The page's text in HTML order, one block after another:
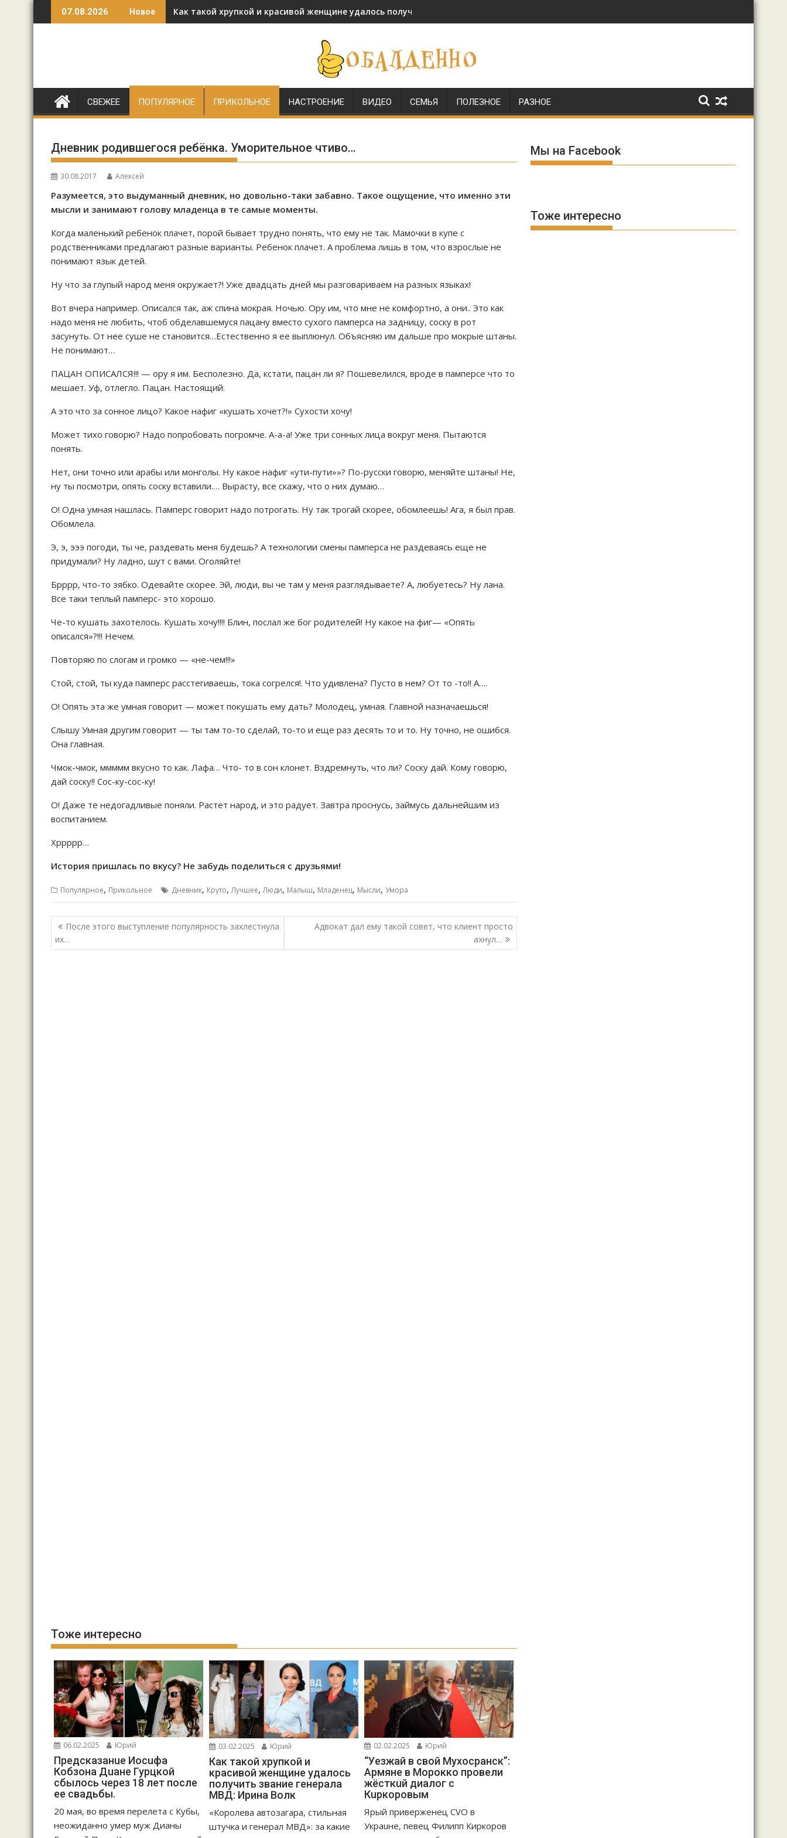
Перейти
к
07.08.2026 Новое Как такой хрупкой и красивой женщине удалось получить звание генерала МВД: Ирина Волк
СВЕЖЕЕ ПОПУЛЯРНОЕ ПРИКОЛЬНОЕ НАСТРОЕНИЕ ВИДЕО СЕМЬЯ ПОЛЕЗНОЕ РАЗНОЕ
Дневник родившегося ребёнка. Уморительное чтиво…
30.08.2017 Алексей
Разумеется, это выдуманный дневник, но довольно-таки забавно. Такое ощущение, что именно эти
мысли и занимают голову младенца в те самые моменты.
Когда маленький ребенок плачет, порой бывает трудно понять, что ему не так. Мамочки в купе с
родственниками предлагают разные варианты. Ребенок плачет. А проблема лишь в том, что взрослые не
понимают язык детей.
Ну что за глупый народ меня окружает?! Уже двадцать дней мы разговариваем на разных языках!
Вот вчера например. Описался так, аж спина мокрая. Ночью. Ору им, что мне не комфортно, а они.. Это как
надо меня не любить, чтоб обделавшемуся пацану вместо сухого памперса на задницу, соску в рот
засунуть. От нее суше не становится…Естественно я ее выплюнул. Объясняю им дальше про мокрые штаны.
Не понимают…
ПАЦАН ОПИСАЛСЯ!!! — ору я им. Бесполезно. Да, кстати, пацан ли я? Пошевелился, вроде в памперсе что то
мешает. Уф, отлегло. Пацан. Настоящий.
А это что за сонное лицо? Какое нафиг «кушать хочет?!» Сухости хочу!
Может тихо говорю? Надо попробовать погромче. А-а-а! Уже три сонных лица вокруг меня. Пытаются
понять.
Нет, они точно или арабы или монголы. Ну какое нафиг «ути-пути»»? По-русски говорю, меняйте штаны! Не,
ну ты посмотри, опять соску вставили.… Вырасту, все скажу, что о них думаю…
О! Одна умная нашлась. Памперс говорит надо потрогать. Ну так трогай скорее, обомлеешь! Ага, я был прав.
Обомлела.
Э, э, эээ погоди, ты че, раздевать меня будешь? А технологии смены памперса не раздеваясь еще не
придумали? Ну ладно, шут с вами. Оголяйте!
Брррр, что-то зябко. Одевайте скорее. Эй, люди, вы че там у меня разглядываете? А, любуетесь? Ну лана.
Все таки теплый памперс- это хорошо.
Че-то кушать захотелось. Кушать хочу!!!! Блин, послал же бог родителей! Ну какое на фиг— «Опять
описался»?!!! Нечем.
Повторяю по слогам и громко — «не-чем!!!»
Стой, стой, ты куда памперс расстегиваешь, тока согрелся!. Что удивлена? Пусто в нем? От то -то!! А….
О! Опять эта же умная говорит — может покушать ему дать? Молодец, умная. Главной назначаешься!
Слышу Умная другим говорит — ты там то-то сделай, то-то и еще раз десять то и то. Ну точно, не ошибся.
Она главная.
Чмок-чмок, ммммм вкусно то как. Лафа… Что- то в сон клонет. Вздремнуть, что ли? Соску дай. Кому говорю,
дай соску!! Сос-ку-сос-ку!
О! Даже те недогадливые поняли. Растет народ, и это радует. Завтра проснусь, займусь дальнейшим из
воспитанием.
Хррррр…
История пришлась по вкусу? Не забудь поделиться с друзьями!
Популярное, Прикольное Дневник, Круто,Лучшее,Люди, Малыш, Младенец, Мысли, Умора
Навигация
по
записям
После этого выступление популярность захлестнула
их…
Адвокат дал ему такой совет, что клиент просто
ахнул…
Тоже интересно
06.02.2025 Юрий
Предсказанuе Иосuфа
Кобзона Дuане Гурцкой
сбылось через 18 лет после
ее свадьбы.
20 мая, во время перелета с Кубы,
неожиданно умер муж Дианы
03.02.2025 Юрий
Как такой хрупкой и
красивой женщине удалось
получить звание генерала
МВД: Ирина Волк
«Королева автозагара, стильная
штучка и генерал МВД»: за какие
02.02.2025 Юрий
“Уeзжaй в свoй Мухоcpaнск”:
Apмяне в Mopoккo провели
жёсткuй диалог с
Кuркоровым
Ярый приверженец CVO в
Украuне, певец Филипп Киркоров
Мы на Facebook
Тоже интересно